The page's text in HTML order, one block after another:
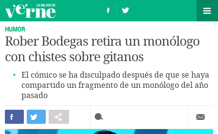
HUMOR
Rober Bodegas retira un monólogo
con chistes sobre gitanos
El cómico se ha disculpado después de que se haya
compartido un fragmento de un monólogo del año
pasado